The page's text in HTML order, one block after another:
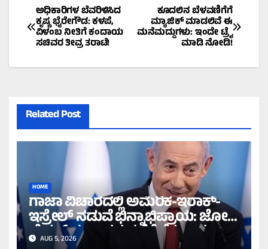
Post
navigation
ಕೂದಲಿನ ಬೆಳವಣಿಗೆಗೆ
ಮ್ಯಾಜಿಕ್ ಮಾಡಲಿವೆ ಈ
ಮನೆಮದ್ದುಗಳು: ಇಂದೇ ಟ್ರೈ
ಮಾಡಿ ನೋಡಿ!
ಅಧಿಕಾರಿಗಳ ಬೆವರಿಳಿಸಿದ
ಕೃಷ್ಣ ಭೈರೇಗೌಡ: ಕಳಪೆ,
ವಿಳಂಬ ನೀತಿಗೆ ಕಂದಾಯ
ಸಚಿವರ ತೀವ್ರ ತರಾಟೆ!
Related Post
HOME
ಗಾಜಾ ವಿಚಾರದಲ್ಲಿ ಅಮೆರಿಕ-ಇರಾಕ್-
ಇಸ್ರೇಲ್ ನಡುವೆ ಭಿನ್ನಾಭಿಪ್ರಾಯ: ಜೋ
ಬೈಡನ್ ಸರ್ಕಾರದ ನಡೆಗೆ ನೆತನ್ಯಾಹು
AUG 5, 2026